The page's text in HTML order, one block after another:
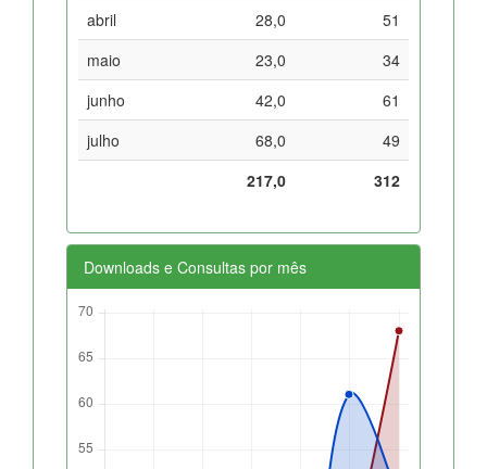
abril
28,0
51
maio
23,0
34
junho
42,0
61
julho
68,0
49
217,0
312
Downloads e Consultas por mês